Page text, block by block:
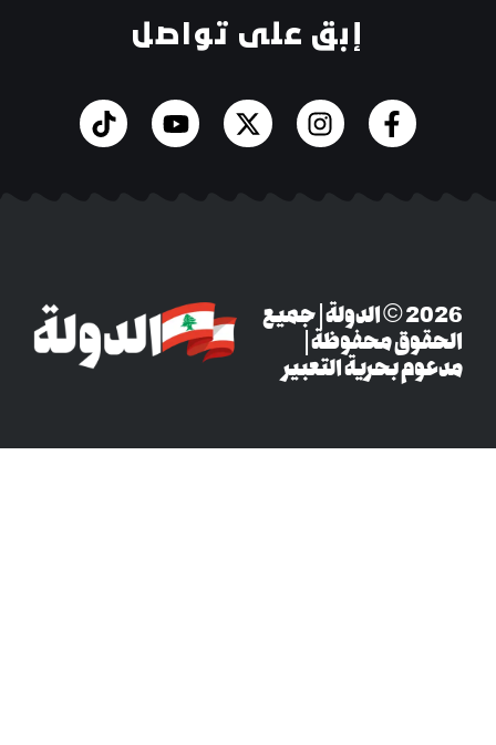
إبق على تواصل
‎© 2026 الدولة | جميع
محفوظة |
بحرية التعبير